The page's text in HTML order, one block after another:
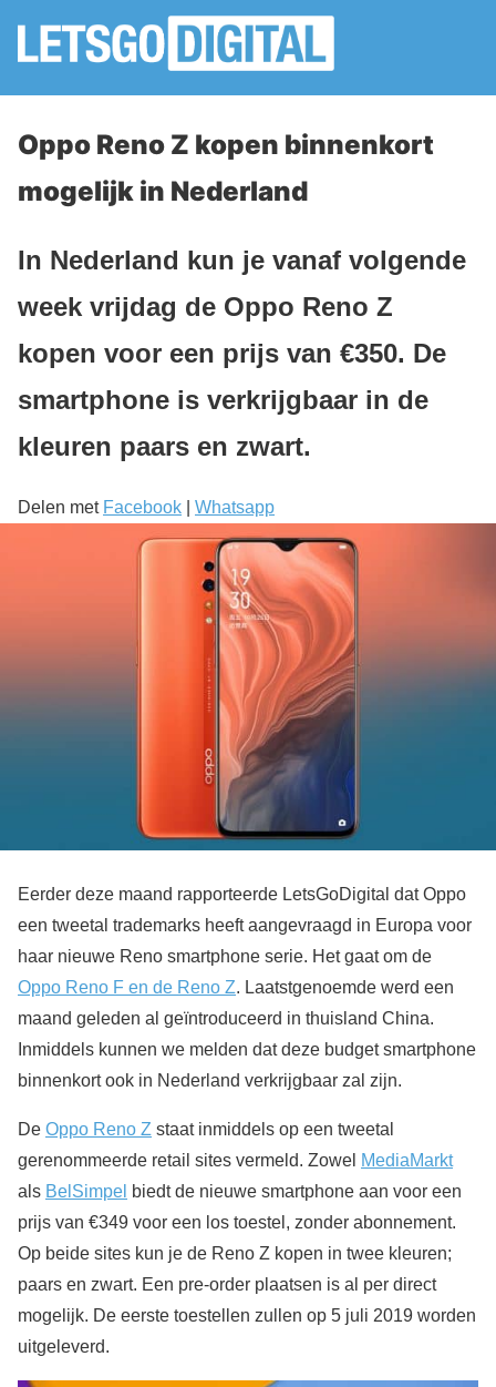
Oppo Reno Z kopen binnenkort
mogelijk in Nederland
In Nederland kun je vanaf volgende
week vrijdag de Oppo Reno Z
kopen voor een prijs van €350. De
smartphone is verkrijgbaar in de
kleuren paars en zwart.
Delen met Facebook Whatsapp
Eerder deze maand rapporteerde LetsGoDigital dat Oppo
een tweetal trademarks heeft aangevraagd in Europa voor
haar nieuwe Reno smartphone serie. Het gaat om de
Oppo Reno F en de Reno Z. Laatstgenoemde werd een
maand geleden al geïntroduceerd in thuisland China.
Inmiddels kunnen we melden dat deze budget smartphone
binnenkort ook in Nederland verkrijgbaar zal zijn.
De Oppo Reno Z staat inmiddels op een tweetal
gerenommeerde retail sites vermeld. Zowel MediaMarkt
als BelSimpel biedt de nieuwe smartphone aan voor een
prijs van €349 voor een los toestel, zonder abonnement.
Op beide sites kun je de Reno Z kopen in twee kleuren;
paars en zwart. Een pre-order plaatsen is al per direct
mogelijk. De eerste toestellen zullen op 5 juli 2019 worden
uitgeleverd.